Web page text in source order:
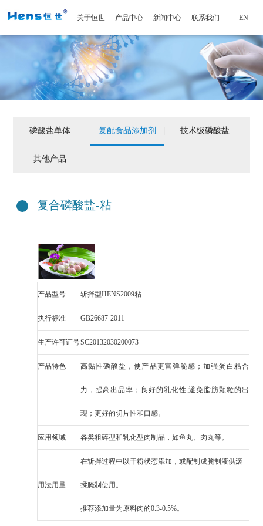
关于恒世 产品中心 新闻中心 联系我们 EN
磷酸盐单体 复配食品添加剂 技术级磷酸盐
其他产品
复合磷酸盐-粘
产品型号 斩拌型HENS2009粘
执行标准 GB26687-2011
生产许可证号SC20132030200073
产品特色 高黏性磷酸盐，使产品更富弹脆感；加强蛋白粘合
力，提高出品率；良好的乳化性,避免脂肪颗粒的出
现；更好的切片性和口感。
应用领域 各类粗碎型和乳化型肉制品 ，如鱼丸、肉丸等。
用法用量
在斩拌过程中以干粉状态添加，或配制成腌制液供滚
揉腌制使用。
推荐添加量为原料肉的0.3-0.5%。